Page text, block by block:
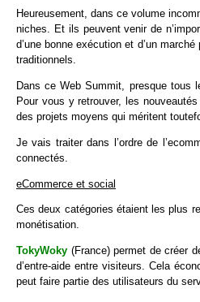
Heureusement, dans ce volume
niches. Et ils peuvent venir de
d’une bonne exécution et d’un
traditionnels.
Dans ce Web Summit, presque tous
Pour vous y retrouver, les
des projets moyens qui méritent
Je vais traiter dans l’ordre de
connectés.
eCommerce et social
Ces deux catégories étaient les plus
monétisation.
TokyWoky (France) permet de créer
d’entre-aide entre visiteurs. Cela
peut faire partie des utilisateurs du